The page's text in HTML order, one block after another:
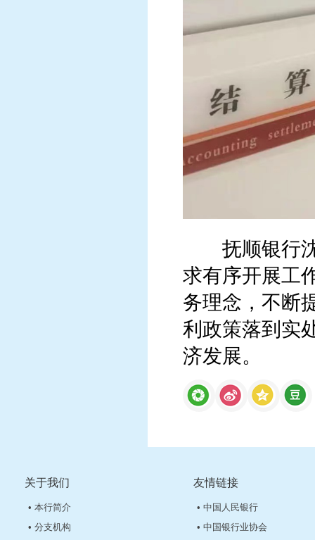
抚顺银行沈
求有序开展工
务理念，不断
利政策落到实
济发展。
关于我们
• 本行简介
• 分支机构
友情链接
• 中国人民银行
• 中国银行业协会